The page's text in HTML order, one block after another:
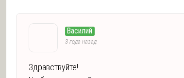
Василий
3 года назад
Здравствуйте!